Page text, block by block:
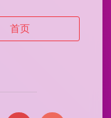
首页